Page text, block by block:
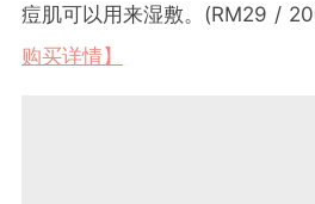
痘肌可以用来湿敷。(RM29 /
购买详情】